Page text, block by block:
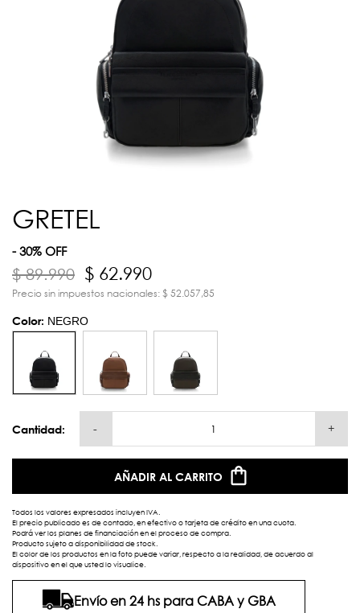
GRETEL
- 30% OFF
$ 89.990 $ 62.990
Precio sin impuestos nacionales: $ 52.057,85
Color: NEGRO
Cantidad: - +
AÑADIR AL CARRITO
Todos los valores expresados incluyen IVA.
El precio publicado es de contado, en efectivo o tarjeta de crédito en una cuota.
Podrá ver los planes de financiación en el proceso de compra.
Producto sujeto a disponibilidad de stock.
El color de los productos en la foto puede variar, respecto a la realidad, de acuerdo al
dispositivo en el que usted lo visualice.
Envío en 24 hs para CABA y GBA